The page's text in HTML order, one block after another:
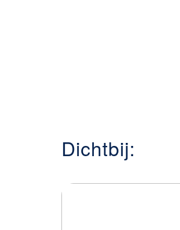
Dichtbij: